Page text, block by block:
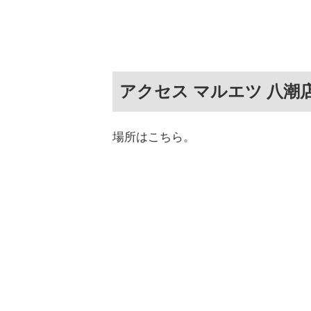
アクセス マルエツ 八潮
場所はこちら。